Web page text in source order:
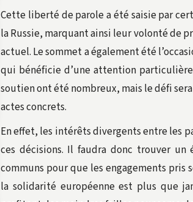
Cette liberté de parole a été saisie par
la Russie, marquant ainsi leur volonté de
actuel. Le sommet a également été
qui bénéficie d’une attention
soutien ont été nombreux, mais le défi
actes concrets.
En effet, les intérêts divergents entre les
ces décisions. Il faudra donc trouver
communs pour que les engagements pris
la solidarité européenne est plus que